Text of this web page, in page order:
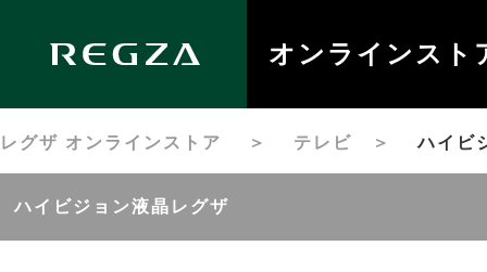
オンラインスト
レグザ オンラインストア ＞ テレビ ＞ハイビ
ハイビジョン液晶レグザ